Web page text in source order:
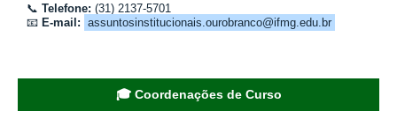
📞 Telefone: (31) 2137-5701
📧 E-mail: assuntosinstitucionais.ourobranco@ifmg.edu.br
🎓 Coordenações de Curso